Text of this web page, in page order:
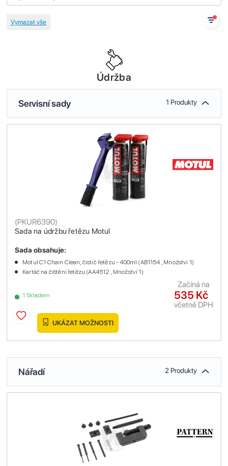
Údržba
Servisní sady 1 Produkty
Sada na údržbu řetězu Motul
(PKUR6390)
1 Skladem
Sada obsahuje:
Motul C1 Chain Clean, čistič řetězu - 400ml (AB1154 , Množství 1)
Kartáč na čištění řetězu (AA4512 , Množství 1)
535 Kč
včetně DPH
Začíná na
UKÁZAT MOŽNOSTI
Nářadí 2 Produkty